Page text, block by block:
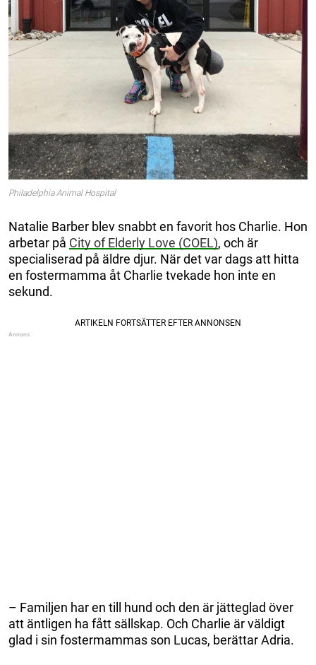
Philadelphia Animal Hospital
Natalie Barber blev snabbt en favorit hos Charlie. Hon
arbetar på City of Elderly Love (COEL), och är
specialiserad på äldre djur. När det var dags att hitta
en fostermamma åt Charlie tvekade hon inte en
sekund.
– Familjen har en till hund och den är jätteglad över
att äntligen ha fått sällskap. Och Charlie är väldigt
glad i sin fostermammas son Lucas, berättar Adria.